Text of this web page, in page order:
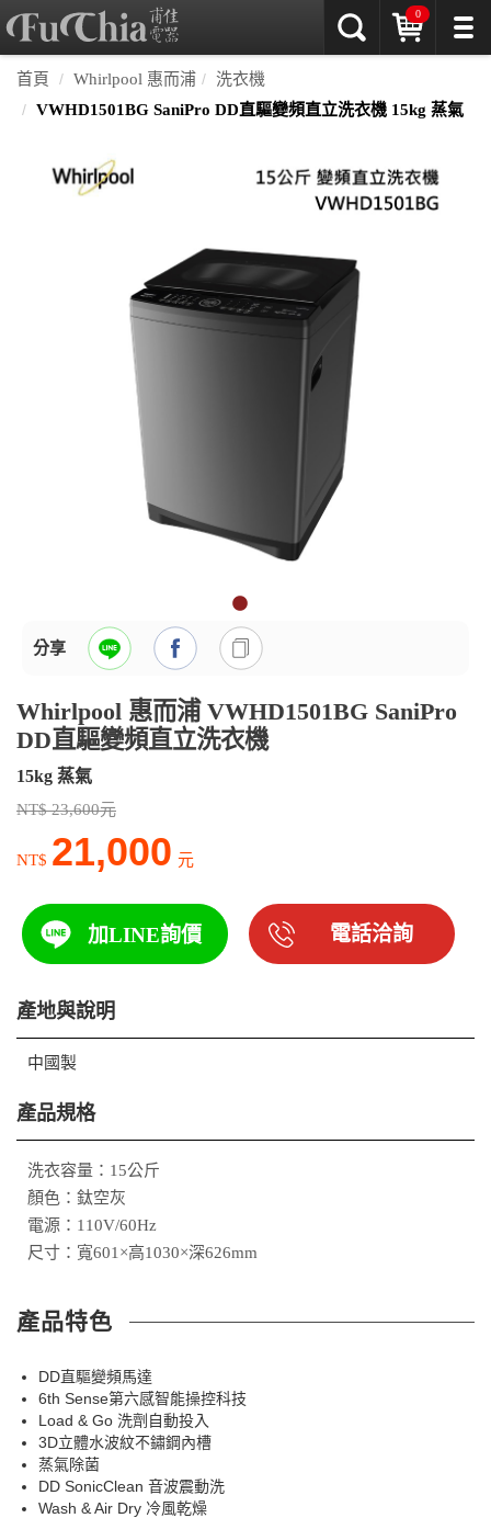
0
首頁 Whirlpool 惠而浦
洗衣機
VWHD1501BG SaniPro DD直驅變頻直立洗衣機 15kg 蒸氣
分享
Whirlpool 惠而浦 VWHD1501BG SaniPro
DD直驅變頻直立洗衣機
15kg 蒸氣
NT$ 23,600元
NT$ 21,000 元
加LINE詢價 電話洽詢
產地與說明
中國製
產品規格
洗衣容量：15公斤
顏色：鈦空灰
電源：110V/60Hz
尺寸：寬601×高1030×深626mm
產品特色
DD直驅變頻馬達
6th Sense第六感智能操控科技
Load & Go 洗劑自動投入
3D立體水波紋不鏽鋼內槽
蒸氣除菌
DD SonicClean 音波震動洗
Wash & Air Dry 冷風乾燥